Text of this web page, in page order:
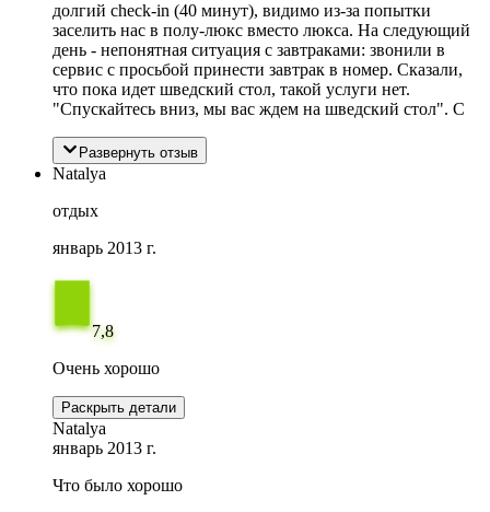
долгий check-in (40 минут), видимо из-за попытки
заселить нас в полу-люкс вместо люкса. На следующий
день - непонятная ситуация с завтраками: звонили в
сервис с просьбой принести завтрак в номер. Сказали,
что пока идет шведский стол, такой услуги нет.
"Спускайтесь вниз, мы вас ждем на шведский стол". С
Развернуть отзыв
Natalya
отдых
январь 2013 г.
7,8
Очень хорошо
Раскрыть детали
Natalya
январь 2013 г.
Что было хорошо